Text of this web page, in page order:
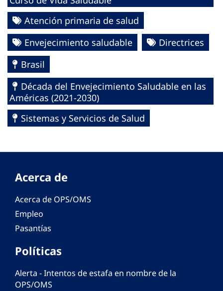
Atención primaria de salud
Envejecimiento saludable
Directrices
Brasil
Década del Envejecimiento Saludable en las
Américas (2021-2030)
Sistemas y Servicios de Salud
Acerca de
Acerca de OPS/OMS
Empleo
Pasantías
Políticas
Alerta - Intentos de estafa en nombre de la
OPS/OMS